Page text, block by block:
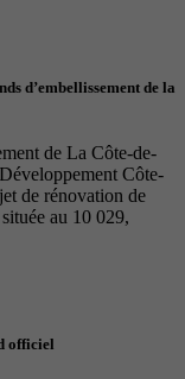
d’embellissement de la
de La Côte-de-
Côte-
de rénovation de
au 10 029,
officiel